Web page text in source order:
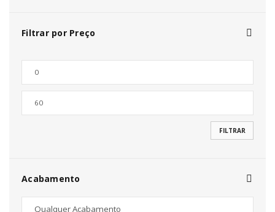
Filtrar por Preço
FILTRAR
Acabamento